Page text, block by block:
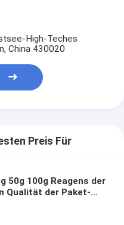
High-Teches
China 430020
Preis Für
50g 100g Reagens der
Qualität der Paket-